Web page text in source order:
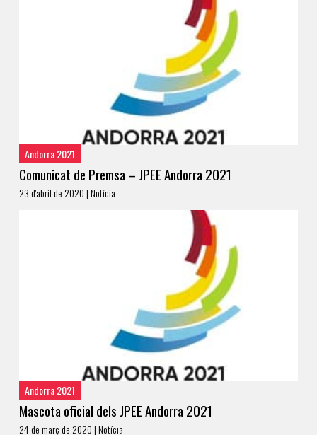
Andorra 2021
Comunicat de Premsa – JPEE Andorra 2021
23 d'abril de 2020 | Notícia
Andorra 2021
Mascota oficial dels JPEE Andorra 2021
24 de març de 2020 | Notícia